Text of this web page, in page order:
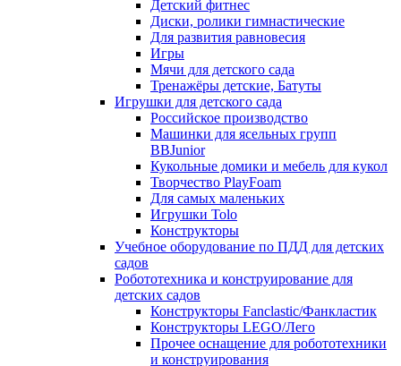
Детский фитнес
Диски, ролики гимнастические
Для развития равновесия
Игры
Мячи для детского сада
Тренажёры детские, Батуты
Игрушки для детского сада
Российское производство
Машинки для ясельных групп
BBJunior
Кукольные домики и мебель для кукол
Творчество PlayFoam
Для самых маленьких
Игрушки Tolo
Конструкторы
Учебное оборудование по ПДД для детских
садов
Робототехника и конструирование для
детских садов
Конструкторы Fanclastic/Фанкластик
Конструкторы LEGO/Лего
Прочее оснащение для робототехники
и конструирования